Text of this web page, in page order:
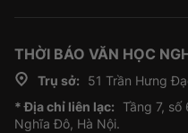
THỜI BÁO VĂN HỌC
Trụ sở:
51 Trần Hưng
* Địa chỉ liên lạc: Tầng 7, số
Nghĩa Đô, Hà Nội.